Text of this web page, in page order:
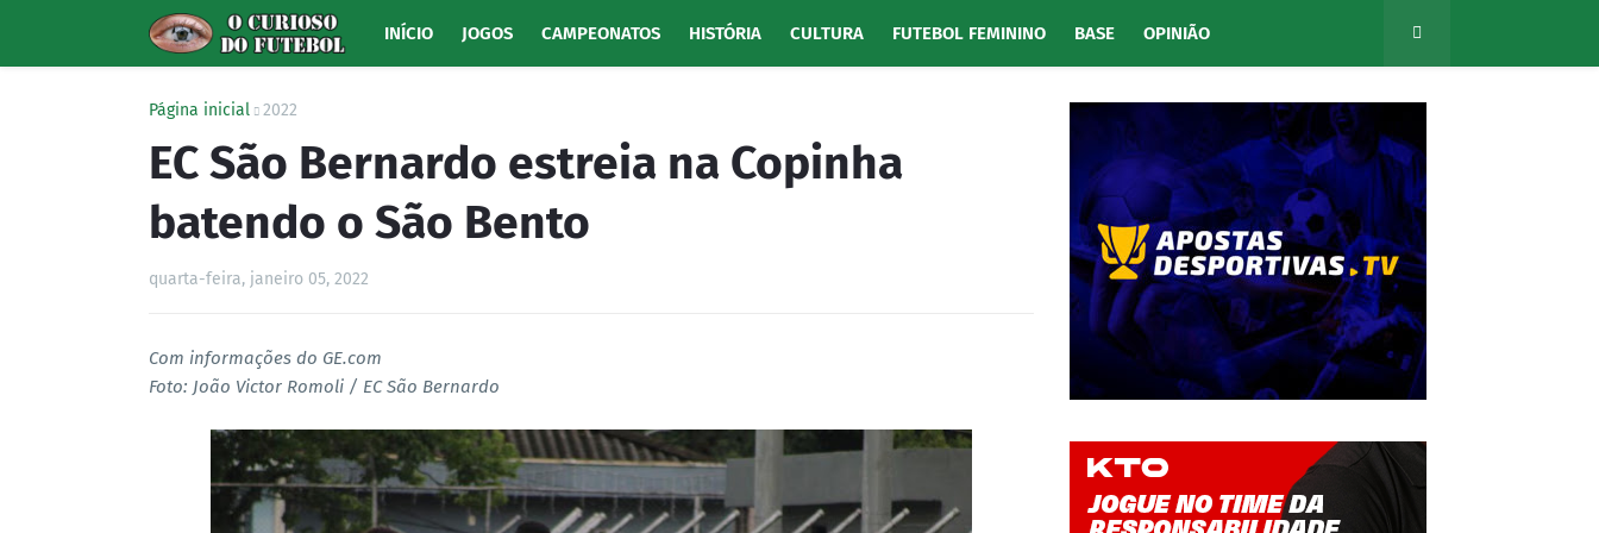
INÍCIO JOGOS CAMPEONATOS HISTÓRIA CULTURA FUTEBOL FEMININO BASE OPINIÃO
Página inicial 2022
EC São Bernardo estreia na Copinha
batendo o São Bento
quarta-feira, janeiro 05, 2022
Com informações do GE.com
Foto: João Victor Romoli / EC São Bernardo